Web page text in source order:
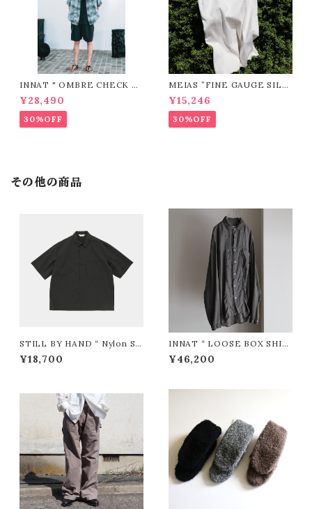
INNAT " OMBRE CHECK SS
SHIRT ( Gray )"
¥28,490
30%OFF
MEIAS ”FINE GAUGE SILK
RIB MEN'S TANK TOP / SL
TT（IVORY)"
¥15,246
30%OFF
その他の商品
STILL BY HAND “ Nylon S/
S Shirt ( Charcoal )”
¥18,700
INNAT “ LOOSE BOX SHIR
T ( SUMIKURO )”
¥46,200